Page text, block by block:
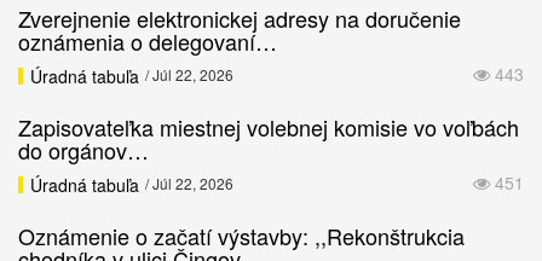
Zverejnenie elektronickej adresy na doručenie
oznámenia o delegovaní…
443
Úradná tabuľa / Júl 22, 2026
Zapisovateľka miestnej volebnej komisie vo voľbách
do orgánov…
451
Úradná tabuľa / Júl 22, 2026
Oznámenie o začatí výstavby: ,,Rekonštrukcia